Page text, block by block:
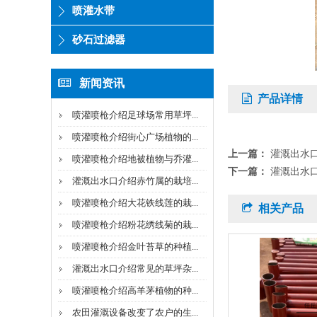
喷灌水带
砂石过滤器
新闻资讯
喷灌喷枪介绍足球场常用草坪...
喷灌喷枪介绍街心广场植物的...
喷灌喷枪介绍地被植物与乔灌...
灌溉出水口介绍赤竹属的栽培...
喷灌喷枪介绍大花铁线莲的栽...
喷灌喷枪介绍粉花绣线菊的栽...
喷灌喷枪介绍金叶苔草的种植...
灌溉出水口介绍常见的草坪杂...
喷灌喷枪介绍高羊茅植物的种...
农田灌溉设备改变了农户的生...
产品详情
上一篇： 灌溉出水
下一篇： 灌溉出水
相关产品